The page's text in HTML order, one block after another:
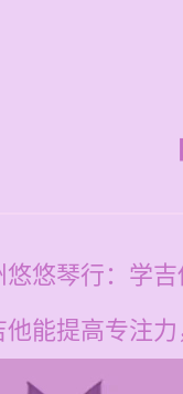
悠悠琴行：学吉
他能提高专注